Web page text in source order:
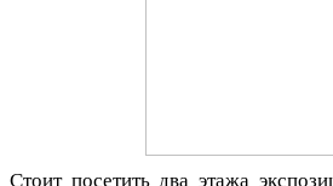
Стоит посетить два этажа